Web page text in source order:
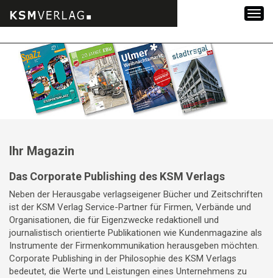
Inhalt
springen
Ihr Magazin
Das Corporate Publishing des KSM Verlags
Neben der Herausgabe verlagseigener Bücher und Zeitschriften
ist der KSM Verlag Service-Partner für Firmen, Verbände und
Organisationen, die für Eigenzwecke redaktionell und
journalistisch orientierte Publikationen wie Kundenmagazine als
Instrumente der Firmenkommunikation herausgeben möchten.
Corporate Publishing in der Philosophie des KSM Verlags
bedeutet, die Werte und Leistungen eines Unternehmens zu